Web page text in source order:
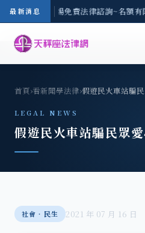
最新消息
區-8/3(一) 現場免費法律諮詢~名額
首頁›看新聞學法律›假遊民火車站騙
LEGAL NEWS
假遊民火車站騙民眾
社會‧民生 2021 年 07 月 16 日